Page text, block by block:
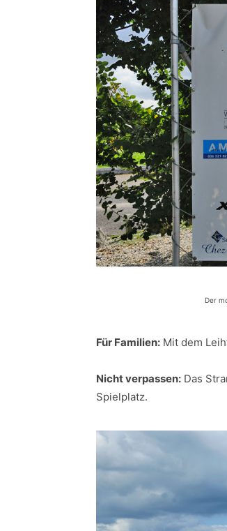
Der
Für Familien: Mit dem
Nicht verpassen: Das
Spielplatz.